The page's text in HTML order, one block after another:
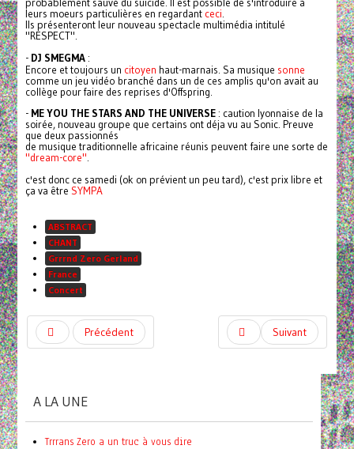
probablement sauvé du suicide. Il est possible de s'introduire à
leurs moeurs particulières en regardant ceci.
Ils présenteront leur nouveau spectacle multimédia intitulé
"RESPECT".
- DJ SMEGMA:
Encore et toujours un citoyen haut-marnais. Sa musique sonne
comme un jeu vidéo branché dans un de ces amplis qu'on avait au
collège pour faire des reprises d'Offspring.
- ME YOU THE STARS AND THE UNIVERSE: caution lyonnaise de la
soirée, nouveau groupe que certains ont déja vu au Sonic. Preuve
que deux passionnés
de musique traditionnelle africaine réunis peuvent faire une sorte de
"dream-core".
c'est donc ce samedi (ok on prévient un peu tard), c'est prix libre et
ça va être SYMPA
ABSTRACT
CHANT
Grrrnd Zero Gerland
France
Concert
Précédent Suivant
A LA UNE
Trrrans Zero a un truc à vous dire